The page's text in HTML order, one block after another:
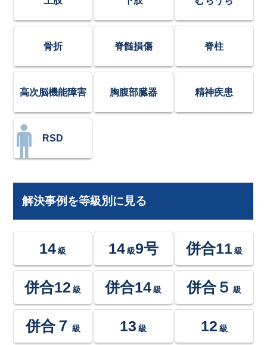
骨折 脊髄損傷 脊柱
高次脳機能障害 胸腹部臓器 精神疾患
RSD
解決事例を等級別に見る
14 級 14級9号 併合11 級
併合12 級 併合14 級 併合５ 級
併合７ 級 13 級 12 級